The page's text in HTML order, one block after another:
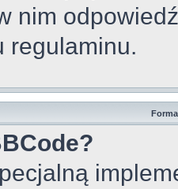
nim
regulaminu.